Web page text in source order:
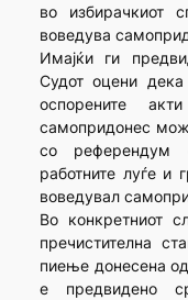
во избирачкиот
воведува
Имајќи ги
Судот оцени
оспорените
самопридонес
со референдум
работните луѓе и
воведувал
Во конкретниот
пречистителна
пиење донесена
е предвидено